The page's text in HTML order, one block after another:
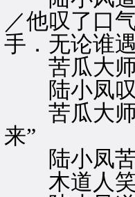
／他叹了口
手．无论谁
苦瓜大师
陆小凤叹
苦瓜大师
来”
陆小凤苦
木道人笑